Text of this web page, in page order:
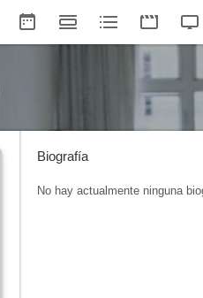
Biografía
No hay actualmente ninguna